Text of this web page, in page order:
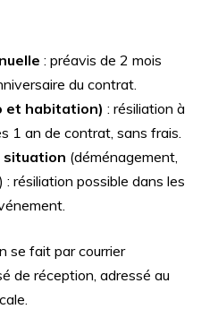
: préavis de 2 mois
du contrat.
et habitation) : résiliation à
1 an de contrat, sans frais.
situation (déménagement,
résiliation possible dans les
se fait par courrier
de réception, adressé au